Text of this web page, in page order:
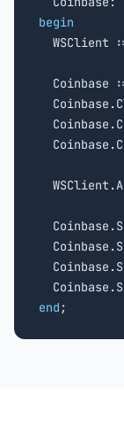
begin
WSClient
Coinbase
end ;